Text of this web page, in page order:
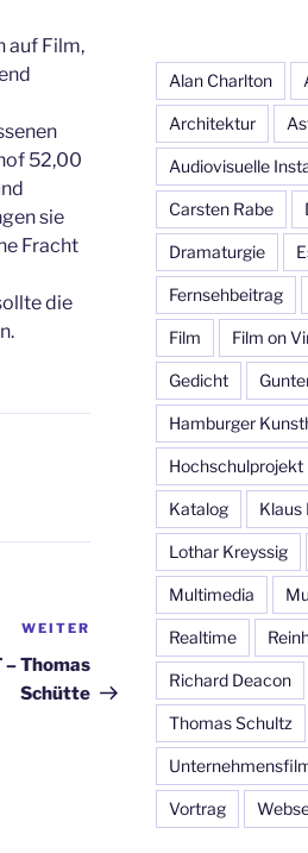
auf Film,
52,00
sie
Fracht
die
Nächster
Beitrag
WEITER
– Thomas
Schütte
Alan Charlton
Architektur
Audiovisuelle
Carsten Rabe
Dramaturgie
Fernsehbeitrag
Film Film on
Gedicht
Hamburger
Hochschulprojekt
Katalog Klaus
Lothar Kreyssig
Multimedia
Realtime
Richard Deacon
Thomas Schultz
Vortrag